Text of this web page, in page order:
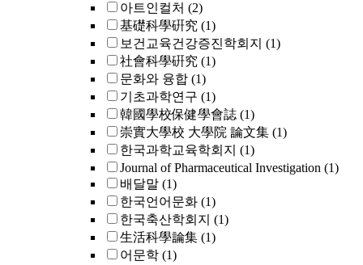
아트인컬처 (2)
基礎科學硏究 (1)
보건교육건강증진학회지 (1)
社會科學硏究 (1)
문화와 융합 (1)
기초과학연구 (1)
韓國學校保健學會誌 (1)
崇實大學校 大學院 論文集 (1)
한국과학교육학회지 (1)
Journal of Pharmaceutical Investigation (1)
배달말 (1)
한국언어문화 (1)
한국축산학회지 (1)
生活科學論集 (1)
어문학 (1)